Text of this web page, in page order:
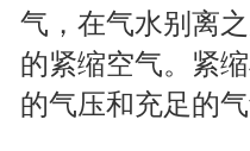
气，在气水别离
的紧缩空气。紧
的气压和充足的